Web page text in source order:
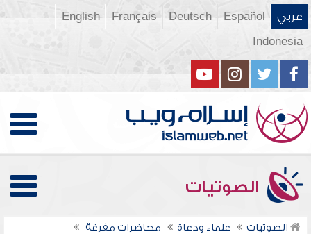
عربي Español
Deutsch
Français
English
Indonesia
الصوتيات
الصوتيات علماء ودعاة
محاضرات مفرغة